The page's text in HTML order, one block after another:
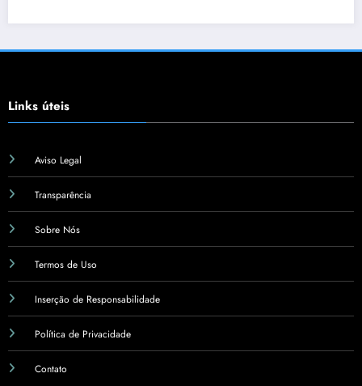
Links úteis
Aviso Legal
Transparência
Sobre Nós
Termos de Uso
Inserção de Responsabilidade
Política de Privacidade
Contato